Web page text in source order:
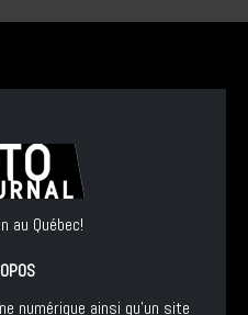
au Québec!
numérique ainsi qu'un site